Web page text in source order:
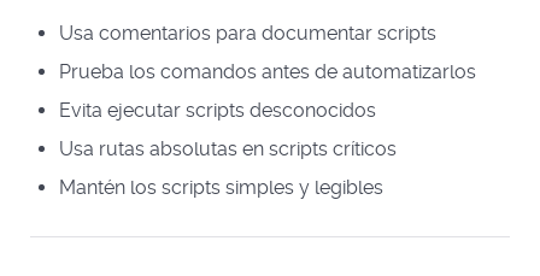
Usa comentarios para documentar scripts
Prueba los comandos antes de automatizarlos
Evita ejecutar scripts desconocidos
Usa rutas absolutas en scripts críticos
Mantén los scripts simples y legibles